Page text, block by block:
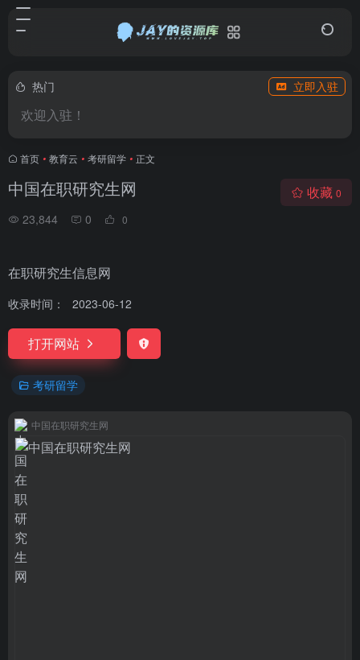
热门 立即入驻
欢迎入驻！
首页 • 教育云 • 考研留学 • 正文
中国在职研究生网
23,844 0 0
收藏 0
在职研究生信息网
收录时间： 2023-06-12
打开网站
考研留学
中国在职研究生网